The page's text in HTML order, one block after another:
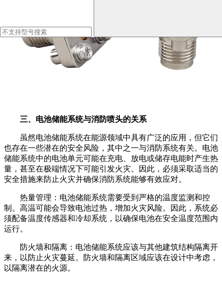
三、电池储能系统与消防喷头的关系
虽然电池储能系统在能源领域中具有广泛的应用，但它们
也存在一些潜在的安全风险，其中之一与消防系统有关。电池
储能系统中的电池单元可能在充电、放电或储存电能时产生热
量，甚至在极端情况下可能引发火灾。因此，必须采取适当的
安全措施来防止火灾并确保消防系统能够有效应对。
热量管理：电池储能系统需要受到严格的温度监测和控
制。高温可能会导致电池过热，增加火灾风险。因此，系统必
须配备温度传感器和冷却系统，以确保电池在安全温度范围内
运行。
防火墙和隔离：电池储能系统应该与其他建筑结构隔离开
来，以防止火灾蔓延。防火墙和隔离区域应该在设计中考虑，
以隔离潜在的火源。